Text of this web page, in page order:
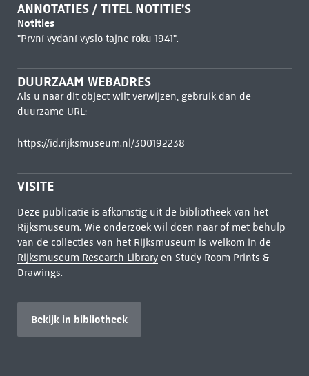
ANNOTATIES / TITEL NOTITIE'S
Notities
"První vydání vyslo tajne roku 1941".
DUURZAAM WEBADRES
Als u naar dit object wilt verwijzen, gebruik dan de
duurzame URL:
https://id.rijksmuseum.nl/300192238
VISITE
Deze publicatie is afkomstig uit de bibliotheek van het
Rijksmuseum. Wie onderzoek wil doen naar of met behulp
van de collecties van het Rijksmuseum is welkom in de
Rijksmuseum Research Libraryen Study Room Prints &
Drawings.
Bekijk in bibliotheek